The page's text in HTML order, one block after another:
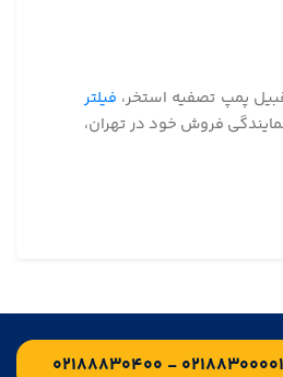
قبیل پمپ تصفیه استخر، فیلتر
فروش خود در تهران،
۰۲۱۸۸۳۰۰۰۰۱ - ۰۲۱۸۸۸۳۰۴۰۰